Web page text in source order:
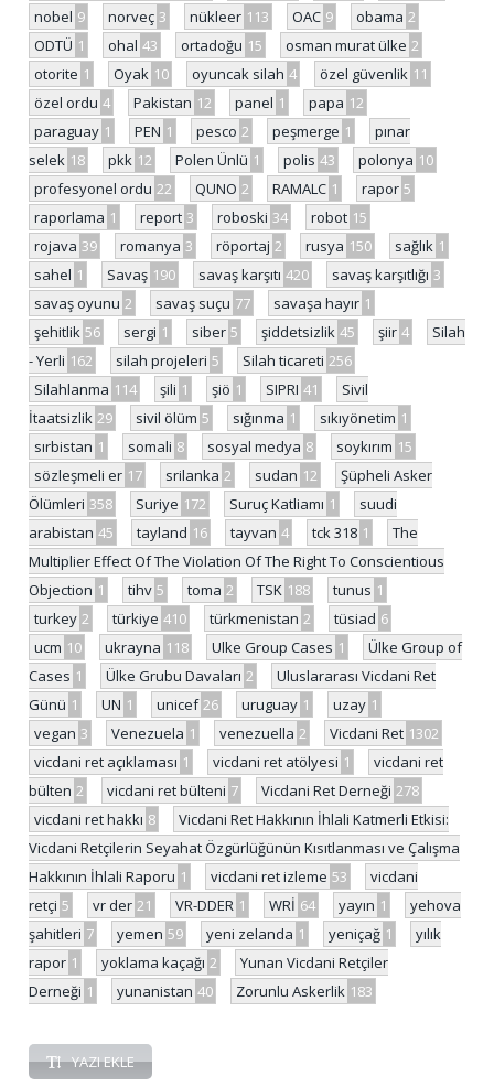
nobel 9 norveç 3 nükleer 113 OAC 9 obama 2
ODTÜ 1 ohal 43 ortadoğu 15 osman murat ülke 2
otorite 1 Oyak 10 oyuncak silah 4 özel güvenlik 11
özel ordu 4 Pakistan 12 panel 1 papa 12
paraguay 1 PEN 1 pesco 2 peşmerge 1
pınar
selek 18 pkk 12 Polen Ünlü 1 polis 43 polonya 10
profesyonel ordu 22 QUNO 2 RAMALC 1 rapor 5
raporlama 1 report 3 roboski 34 robot 15
rojava 39 romanya 3 röportaj 2 rusya 150 sağlık 1
sahel 1 Savaş 190 savaş karşıtı 420 savaş karşıtlığı 3
savaş oyunu 2 savaş suçu 77 savaşa hayır 1
şehitlik 56 sergi 1 siber 5 şiddetsizlik 45 şiir 4
Silah
- Yerli 162 silah projeleri 5 Silah ticareti 256
Silahlanma 114 şili 1 şiö 1 SIPRI 41
Sivil
İtaatsizlik 29 sivil ölüm 5 sığınma 1 sıkıyönetim 1
sırbistan 1 somali 8 sosyal medya 8 soykırım 15
sözleşmeli er 17 srilanka 2 sudan 12
Şüpheli Asker
Ölümleri 358 Suriye 172 Suruç Katliamı 1
suudi
arabistan 45 tayland 16 tayvan 4 tck 318 1
The
Multiplier Effect Of The Violation Of The Right To Conscientious
Objection 1 tihv 5 toma 2 TSK 188 tunus 1
turkey 2 türkiye 410 türkmenistan 2 tüsiad 6
ucm 10 ukrayna 118 Ulke Group Cases 1
Ülke Group of
Cases 1 Ülke Grubu Davaları 2
Uluslararası Vicdani Ret
Günü 1 UN 1 unicef 26 uruguay 1 uzay 1
vegan 3 Venezuela 1 venezuella 2 Vicdani Ret 1302
vicdani ret açıklaması 1 vicdani ret atölyesi 1
vicdani ret
bülten 2 vicdani ret bülteni 7 Vicdani Ret Derneği 278
vicdani ret hakkı 8
Vicdani Ret Hakkının İhlali Katmerli Etkisi:
Vicdani Retçilerin Seyahat Özgürlüğünün Kısıtlanması ve Çalışma
Hakkının İhlali Raporu 1 vicdani ret izleme 53
vicdani
retçi 5 vr der 21 VR-DDER 1 WRİ 64 yayın 1
yehova
şahitleri 7 yemen 59 yeni zelanda 1 yeniçağ 1
yılık
rapor 1 yoklama kaçağı 2
Yunan Vicdani Retçiler
Derneği 1 yunanistan 40 Zorunlu Askerlik 183
YAZI EKLE